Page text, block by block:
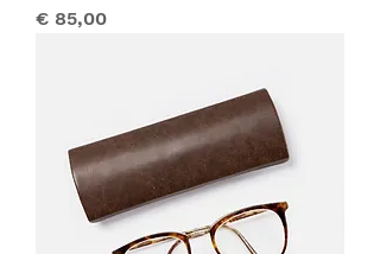
Prijs
€ 85,00